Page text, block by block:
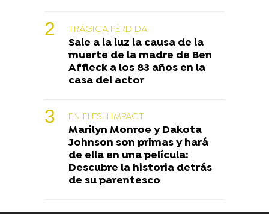
TRÁGICA PÉRDIDA
Sale a la luz la causa de la
muerte de la madre de Ben
Affleck a los 83 años en la
casa del actor
EN FLESH IMPACT
Marilyn Monroe y Dakota
Johnson son primas y hará
de ella en una película:
Descubre la historia detrás
de su parentesco